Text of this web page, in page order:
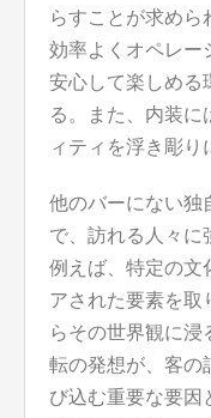
らすことが求めら
効率よくオペレー
安心して楽しめる
る。また、内装に
ィティを浮き彫り
他のバーにない独
で、訪れる人々に
例えば、特定の文
アされた要素を取
らその世界観に浸
転の発想が、客の
び込む重要な要因